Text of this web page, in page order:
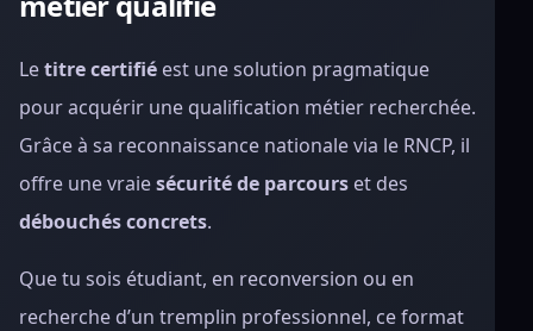
Letitre certifié est une solution pragmatique
pour acquérir une qualification métier recherchée.
Grâce à sa reconnaissance nationale via le RNCP, il
offre une vraiesécurité de parcours et des
débouchés concrets.
Que tu sois étudiant, en reconversion ou en
recherche d’un tremplin professionnel, ce format